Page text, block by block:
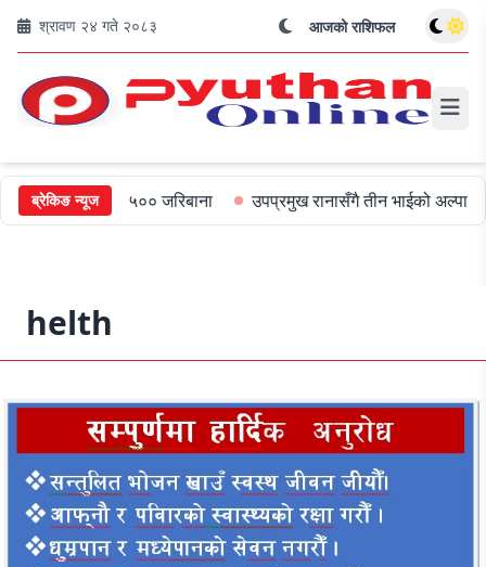
श्रावण २४ गते २०८३ आजको राशिफल
ब्रेकिङ न्यूज५०० जरिबाना उपप्रमुख रानासँगै तीन भाईको अल्पायुमै
helth